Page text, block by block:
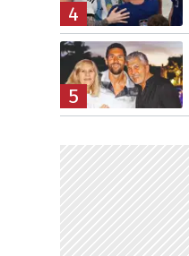
4
5